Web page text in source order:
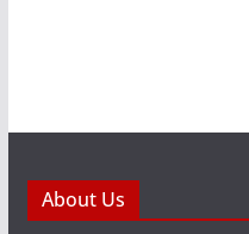
About Us